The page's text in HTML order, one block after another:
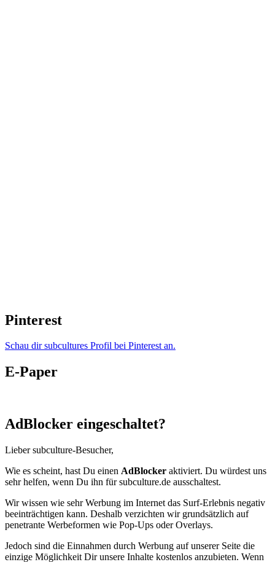
Pinterest
Schau dir subcultures Profil bei Pinterest an.
E-Paper
AdBlocker eingeschaltet?
Lieber subculture-Besucher,
Wie es scheint, hast Du einen AdBlocker aktiviert. Du würdest uns
sehr helfen, wenn Du ihn für subculture.de ausschaltest.
Wir wissen wie sehr Werbung im Internet das Surf-Erlebnis negativ
beeinträchtigen kann. Deshalb verzichten wir grundsätzlich auf
penetrante Werbeformen wie Pop-Ups oder Overlays.
Jedoch sind die Einnahmen durch Werbung auf unserer Seite die
einzige Möglichkeit Dir unsere Inhalte kostenlos anzubieten. Wenn